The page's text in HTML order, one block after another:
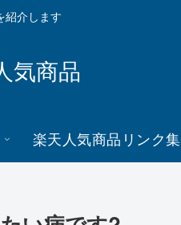
紹介します
気商品
楽天人気商品リンク集